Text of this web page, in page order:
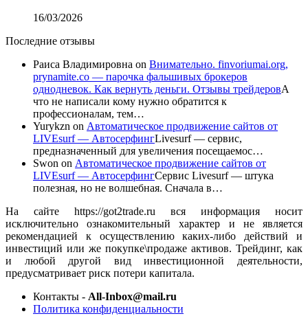
16/03/2026
Последние отзывы
Раиса Владимировна on Внимательно. finvoriumai.org,
prynamite.co — парочка фальшивых брокеров
однодневок. Как вернуть деньги. Отзывы трейдеровА
что не написали кому нужно обратится к
профессионалам, тем…
Yurykzn on Автоматическое продвижение сайтов от
LIVEsurf — АвтосерфингLivesurf — сервис,
предназначенный для увеличения посещаемос…
Swon on Автоматическое продвижение сайтов от
LIVEsurf — АвтосерфингСервис Livesurf — штука
полезная, но не волшебная. Сначала в…
На сайте https://got2trade.ru вся информация носит
исключительно ознакомительный характер и не является
рекомендацией к осуществлению каких-либо действий и
инвестиций или же покупке\продаже активов. Трейдинг, как
и любой другой вид инвестиционной деятельности,
предусматривает риск потери капитала.
Контакты - All-Inbox@mail.ru
Политика конфиденциальности